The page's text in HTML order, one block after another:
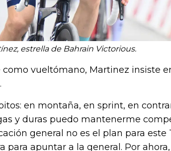
estrella de Bahrain Victorious.
vueltómano, Martinez insiste
en montaña, en sprint, en
y duras puedo mantenerme
general no es el plan para este
apuntar a la general. Por